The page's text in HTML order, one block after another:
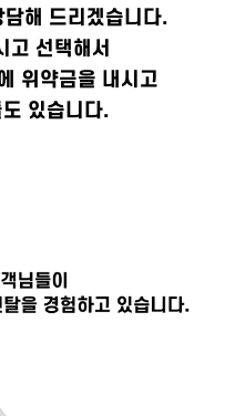
담해 드리겠습니다.
고 선택해서
위약금을 내시고
있습니다.